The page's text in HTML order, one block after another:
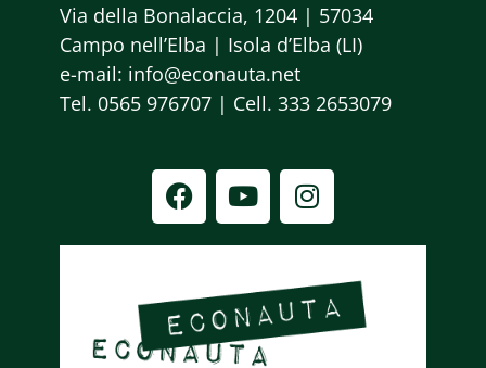
Via della Bonalaccia, 1204 | 57034
Campo nell’Elba | Isola d’Elba (LI)
e-mail: info@econauta.net
Tel. 0565 976707 | Cell. 333 2653079